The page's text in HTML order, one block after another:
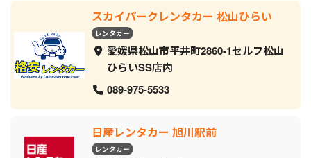
スカイパークレンタカー 松山ひらい
レンタカー
愛媛県松山市平井町2860-1セルフ松山
ひらいSS店内
089-975-5533
日産レンタカー 旭川駅前
レンタカー